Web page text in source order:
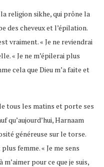
religion sikhe, qui prône la
des cheveux et l’épilation.
vraiment. « Je ne reviendrai
« Je ne m’épilerai plus
cela que Dieu m’a faite et
tous les matins et porte ses
qu’aujourd’hui, Harnaam
généreuse sur le torse.
femme. « Je me sens
m’aimer pour ce que je suis,